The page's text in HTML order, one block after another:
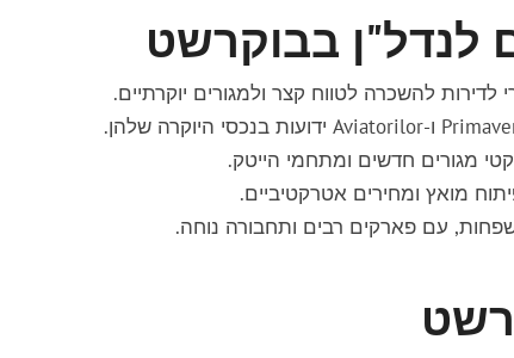
לנדל"ן בבוקרשט
לדירות להשכרה לטווח קצר ולמגורים יוקרתיים.
מגורים חדשים ומתחמי הייטק.
מואץ ומחירים אטרקטיביים.
עם פארקים רבים ותחבורה נוחה.